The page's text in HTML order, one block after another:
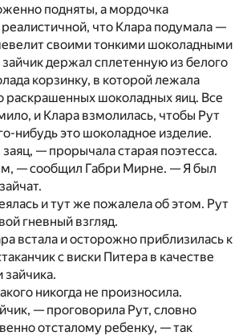
подняты, а мордочка
реалистичной, что Клара подумала —
своими тонкими шоколадными
держал сплетенную из белого
корзинку, в которой лежала
шоколадных яиц. Все
и Клара взмолилась, чтобы Рут
нибудь это шоколадное изделие.
— прорычала старая поэтесса.
— сообщил Габри Мирне. — Я был
и тут же пожалела об этом. Рут
гневный взгляд.
встала и осторожно приблизилась к
с виски Питера в качестве
зайчика.
никогда не произносила.
— проговорила Рут, словно
отсталому ребенку, — так